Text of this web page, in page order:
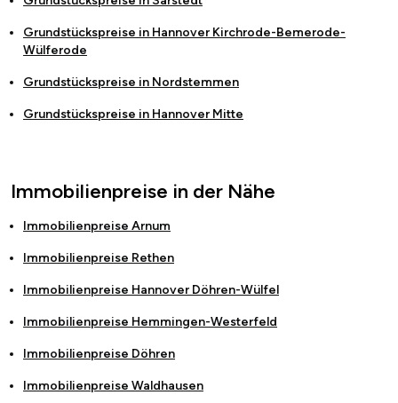
Grundstückspreise in Hannover Kirchrode-Bemerode-
Wülferode
Grundstückspreise in Nordstemmen
Grundstückspreise in Hannover Mitte
Immobilienpreise in der Nähe
Immobilienpreise Arnum
Immobilienpreise Rethen
Immobilienpreise Hannover Döhren-Wülfel
Immobilienpreise Hemmingen-Westerfeld
Immobilienpreise Döhren
Immobilienpreise Waldhausen